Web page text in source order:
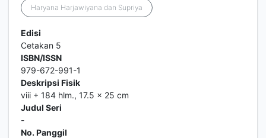
Haryana Harjawiyana dan Supriya
Edisi
Cetakan 5
ISBN/ISSN
979-672-991-1
Deskripsi Fisik
viii + 184 hlm., 17.5 x 25 cm
Judul Seri
-
No. Panggil